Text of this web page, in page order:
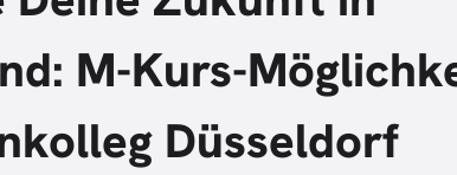
M-Kurs-
Düsseldorf